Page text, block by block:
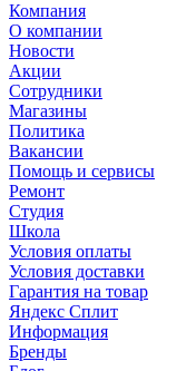
Компания
О компании
Новости
Акции
Сотрудники
Магазины
Политика
Вакансии
Помощь и сервисы
Ремонт
Студия
Школа
Условия оплаты
Условия доставки
Гарантия на товар
Яндекс Сплит
Информация
Бренды